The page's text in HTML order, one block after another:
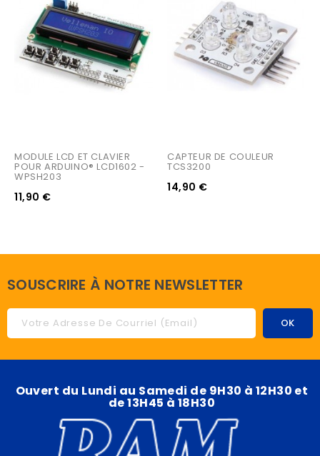
MODULE LCD ET CLAVIER
POUR ARDUINO® LCD1602 -
WPSH203
11,90 €
CAPTEUR DE COULEUR
TCS3200
14,90 €
SOUSCRIRE À NOTRE NEWSLETTER
Ouvert du Lundi au Samedi de 9H30 à 12H30 et
de 13H45 à 18H30